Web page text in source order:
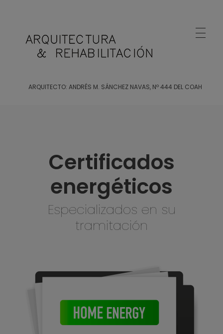
ARQUITECTO: ANDRÉS M. SÁNCHEZ NAVAS, Nº 444 DEL COAH
Certificados
energéticos
Especializados en su
tramitación